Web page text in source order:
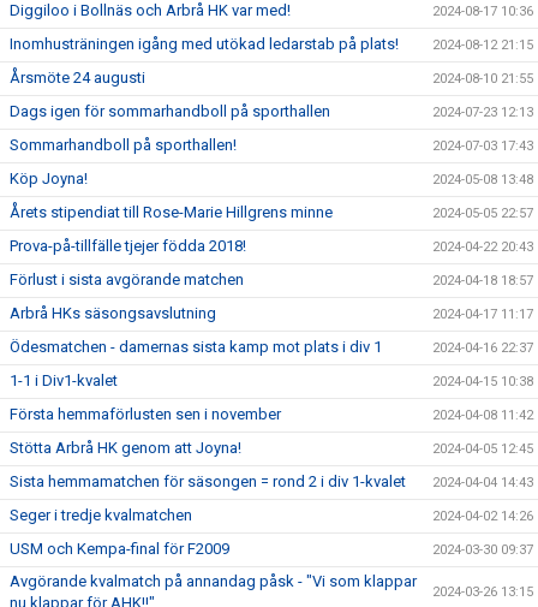
Diggiloo i Bollnäs och Arbrå HK var med! 2024-08-17 10:36
Inomhusträningen igång med utökad ledarstab på plats! 2024-08-12 21:15
Årsmöte 24 augusti 2024-08-10 21:55
Dags igen för sommarhandboll på sporthallen 2024-07-23 12:13
Sommarhandboll på sporthallen! 2024-07-03 17:43
Köp Joyna! 2024-05-08 13:48
Årets stipendiat till Rose-Marie Hillgrens minne 2024-05-05 22:57
Prova-på-tillfälle tjejer födda 2018! 2024-04-22 20:43
Förlust i sista avgörande matchen 2024-04-18 18:57
Arbrå HKs säsongsavslutning 2024-04-17 11:17
Ödesmatchen - damernas sista kamp mot plats i div 1 2024-04-16 22:37
1-1 i Div1-kvalet 2024-04-15 10:38
Första hemmaförlusten sen i november 2024-04-08 11:42
Stötta Arbrå HK genom att Joyna! 2024-04-05 12:45
Sista hemmamatchen för säsongen = rond 2 i div 1-kvalet 2024-04-04 14:43
Seger i tredje kvalmatchen 2024-04-02 14:26
USM och Kempa-final för F2009 2024-03-30 09:37
Avgörande kvalmatch på annandag påsk - "Vi som klappar
nu klappar för AHK!!"
2024-03-26 13:15